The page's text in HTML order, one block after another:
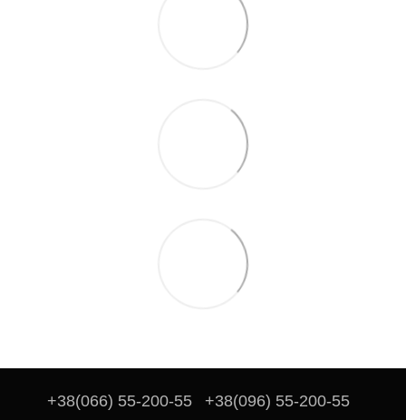
+38(066) 55-200-55 +38(096) 55-200-55